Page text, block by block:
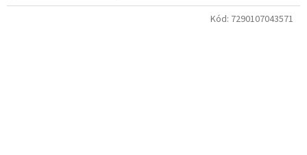
Kód: 7290107043571